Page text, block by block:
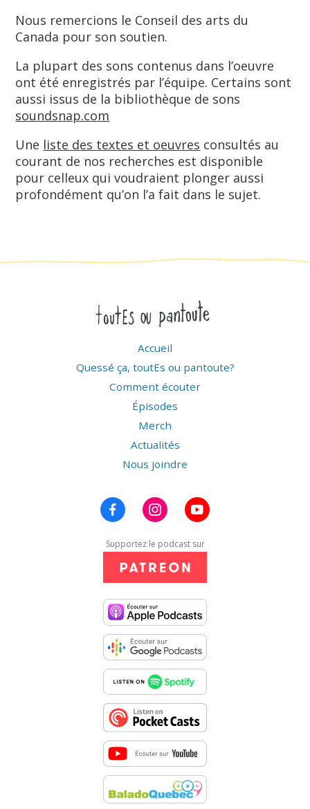
Nous remercions le Conseil des arts du
Canada pour son soutien.
La plupart des sons contenus dans l’oeuvre
ont été enregistrés par l’équipe. Certains sont
aussi issus de la bibliothèque de sons
soundsnap.com
Une liste des textes et oeuvres consultés au
courant de nos recherches est disponible
pour celleux qui voudraient plonger aussi
profondément qu’on l’a fait dans le sujet.
Accueil
Quessé ça, toutEs ou pantoute?
Comment écouter
Épisodes
Merch
Actualités
Nous joindre
Supportez le podcast sur